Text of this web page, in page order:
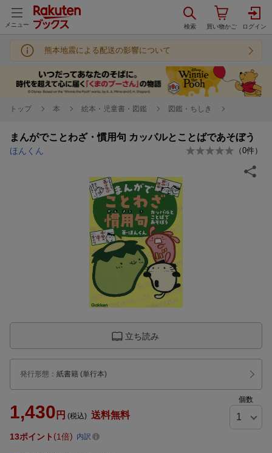
メニュー
熊本地震による配送の影響について
トップ 本 絵本・児童書・図鑑 図鑑・ちしき
まんがでことわざ・慣用句 カッパルとことばであそぼう
ほんくん （0件）
立ち読み
発行形態 ： 紙書籍 (単行本)
1,430 円 (税込) 送料無料
個数
13ポイント 1倍 内訳